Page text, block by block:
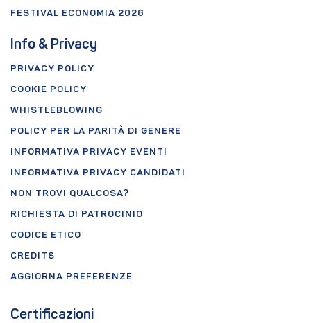
FESTIVAL ECONOMIA 2026
Info & Privacy
PRIVACY POLICY
COOKIE POLICY
WHISTLEBLOWING
POLICY PER LA PARITÀ DI GENERE
INFORMATIVA PRIVACY EVENTI
INFORMATIVA PRIVACY CANDIDATI
NON TROVI QUALCOSA?
RICHIESTA DI PATROCINIO
CODICE ETICO
CREDITS
AGGIORNA PREFERENZE
Certificazioni